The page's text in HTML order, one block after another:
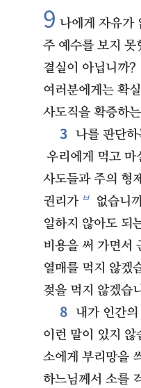
9 나에게 자유가
주 예수를 보지 못
결실이 아닙니까?
여러분에게는 확
사도직을 확증하
3 나를 판단
우리에게 먹고 마
사도들과 주의 형
권리가 ㅂ 없습니
일하지 않아도 되
비용을 써 가면서
열매를 먹지 않겠
젖을 먹지 않겠습
8
내가 인간
이런 말이 있지 않
소에게 부리망을
하느님께서 소를